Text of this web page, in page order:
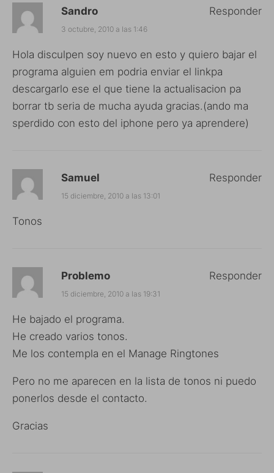
Sandro
3 octubre, 2010 a las 1:46
Hola disculpen soy nuevo en esto y quiero bajar el
programa alguien em podria enviar el linkpa
descargarlo ese el que tiene la actualisacion pa
borrar tb seria de mucha ayuda gracias.(ando ma
sperdido con esto del iphone pero ya aprendere)
Responder
Samuel
15 diciembre, 2010 a las 13:01
Tonos
Responder
Problemo
15 diciembre, 2010 a las 19:31
He bajado el programa.
He creado varios tonos.
Me los contempla en el Manage Ringtones
Pero no me aparecen en la lista de tonos ni puedo
ponerlos desde el contacto.
Gracias
Responder